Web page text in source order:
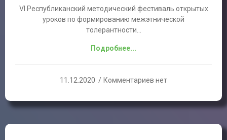
VI Республиканский методический фестиваль открытых
уроков по формированию межэтнической
толерантности…
Подробнее...
11.12.2020 Комментариев нет